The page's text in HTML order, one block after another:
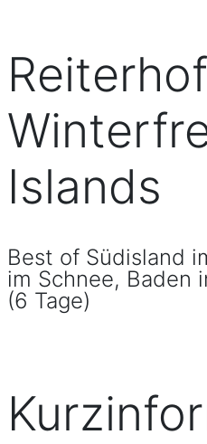
Reiterhof |
Islands
Best of Südisland
im Schnee, Baden
(6 Tage)